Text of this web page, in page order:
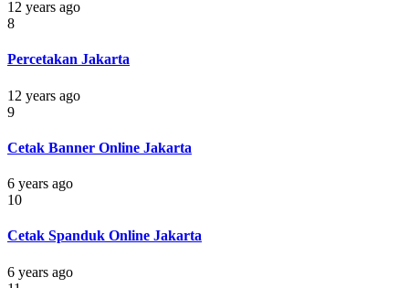
12 years ago
8
Percetakan Jakarta
12 years ago
9
Cetak Banner Online Jakarta
6 years ago
10
Cetak Spanduk Online Jakarta
6 years ago